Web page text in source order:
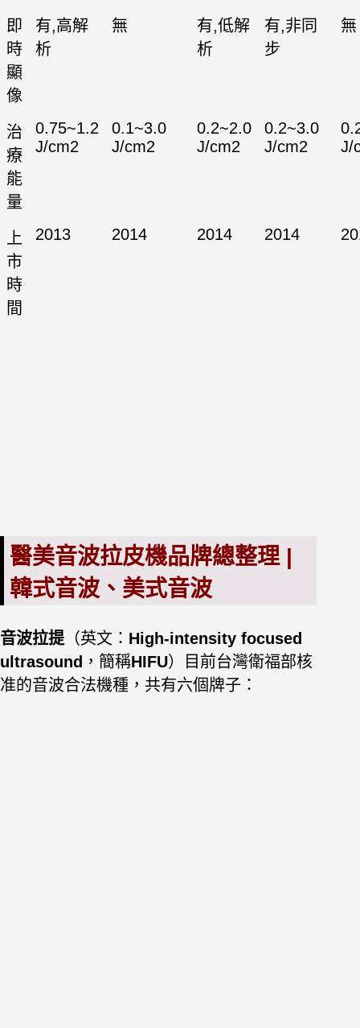
即
時
顯
像
有,高解
析
無
有,低解
析
有,非同
步
無
治
療
能
量
0.75~1.2
J/cm2
0.1~3.0
J/cm2
0.2~2.0
J/cm2
0.2~3.0
J/cm2
J/
上
市
時
間
2013 2014 2014 2014
醫美音波拉皮機品牌總整理 |
韓式音波、美式音波
音波拉提 （英文： High-intensity focused
ultrasound ，簡稱HIFU）目前台灣衛福部核
准的音波合法機種，共有六個牌子：